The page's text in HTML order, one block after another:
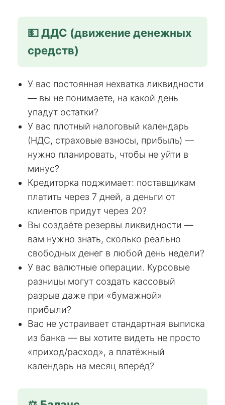
💵 ДДС (движение денежных
средств)
У вас постоянная нехватка ликвидности
— вы не понимаете, на какой день
упадут остатки?
У вас плотный налоговый календарь
(НДС, страховые взносы, прибыль) —
нужно планировать, чтобы не уйти в
минус?
Кредиторка поджимает: поставщикам
платить через 7 дней, а деньги от
клиентов придут через 20?
Вы создаёте резервы ликвидности —
вам нужно знать, сколько реально
свободных денег в любой день недели?
У вас валютные операции. Курсовые
разницы могут создать кассовый
разрыв даже при «бумажной»
прибыли?
Вас не устраивает стандартная выписка
из банка — вы хотите видеть не просто
«приход/расход», а платёжный
календарь на месяц вперёд?